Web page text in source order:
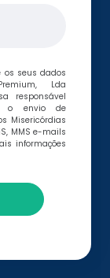
seus dados
Lda
responsável
o envio de
Misericórdias
MMS e-mails
informações